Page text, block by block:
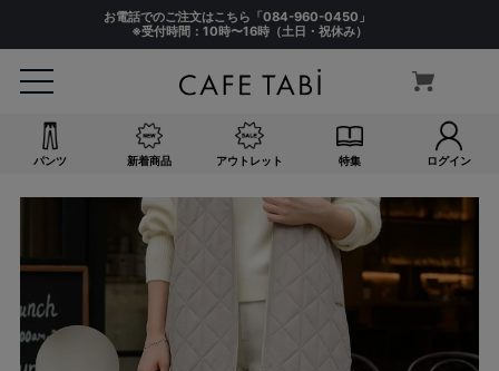
お電話でのご注文はこちら「084-960-0450 」
※受付時間：10時〜16時（土日・祝休み）
パンツ 新着商品 アウトレット 特集 ログイン